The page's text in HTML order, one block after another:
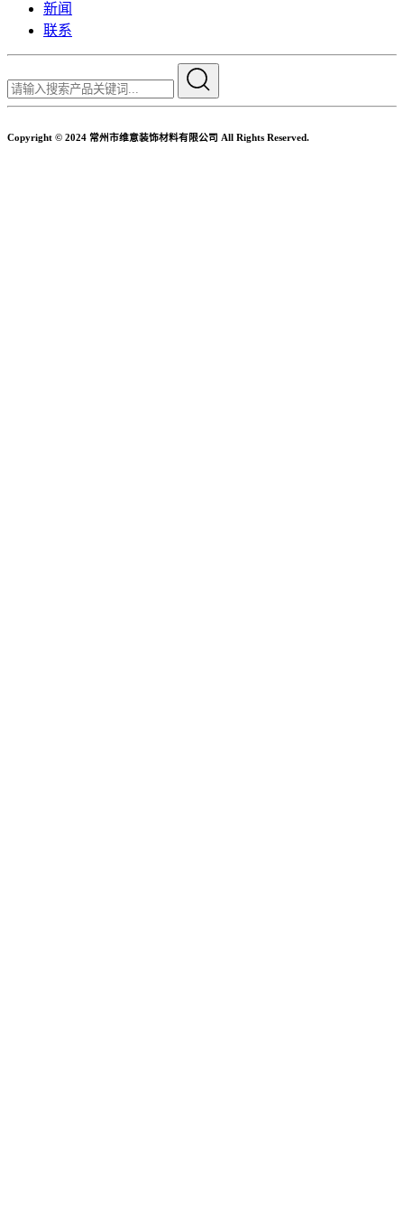
新闻
联系
Copyright © 2024 常州市维意装饰材料有限公司 All Rights Reserved.